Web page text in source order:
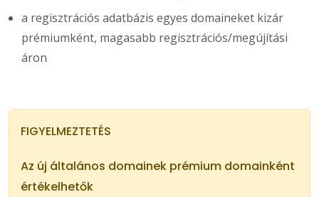
a regisztrációs adatbázis egyes domaineket kizár
prémiumként, magasabb regisztrációs/megújítási
áron
FIGYELMEZTETÉS
Az új általános domainek prémium domainként
értékelhetők